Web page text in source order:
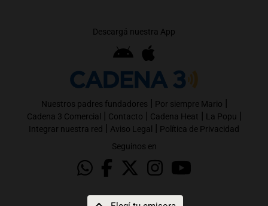
Descargá nuestra App
Nuestros padres fundadores | Por siempre Mario |
Cadena 3 Comercial | Contacto | Cadena Heat | La Popu |
Integrar nuestra red | Aviso Legal | Política de Privacidad
Seguinos en